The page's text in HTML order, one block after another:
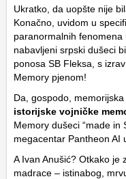
Ukratko, da uopšte nije
Konačno, uvidom u
paranormalnih
nabavljeni srpski dušeci
ponosa SB Fleksa, s
Memory pjenom!
Da, gospodo, memorijska
istorijske vojničke
Memory dušeci “made in
megacentar Pantheon AI
A Ivan Anušić? Otkako je
madrace – istinabog,